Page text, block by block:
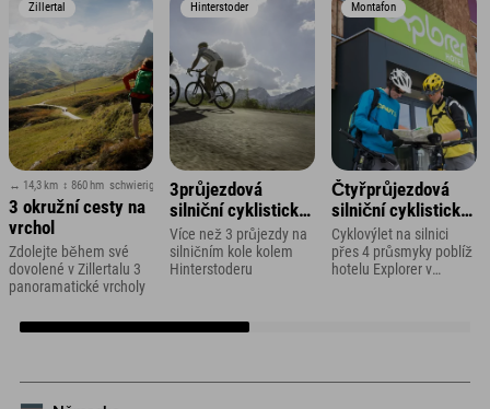
Zillertal
↔ 14,3 km ↕ 860 hm schwierig
3 okružní cesty na
vrchol
Zdolejte během své
dovolené v Zillertalu 3
panoramatické vrcholy
Hinterstoder
3průjezdová
silniční cyklistická
túra
Více než 3 průjezdy na
silničním kole kolem
Hinterstoderu
Montafon
Čtyřprůjezdová
silniční cyklistická
túra ve
Vorarlbersku
Cyklovýlet na silnici
přes 4 průsmyky poblíž
hotelu Explorer v